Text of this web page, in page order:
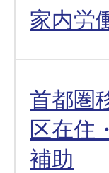
家内労
首都圏
区在住
補助